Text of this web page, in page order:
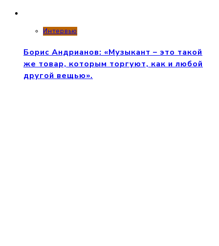
Интервью
Борис Андрианов: «Музыкант – это такой
же товар, которым торгуют, как и любой
другой вещью».